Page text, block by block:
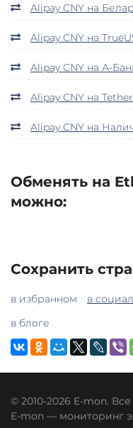
Alipay CNY на
Alipay CNY на
Alipay CNY на А-
Alipay CNY на
Alipay CNY на
Обменять на
можно:
Сохранить
в избранном в
в блоге
© 2010-2026 E-mon.
E-mon — мониторинг